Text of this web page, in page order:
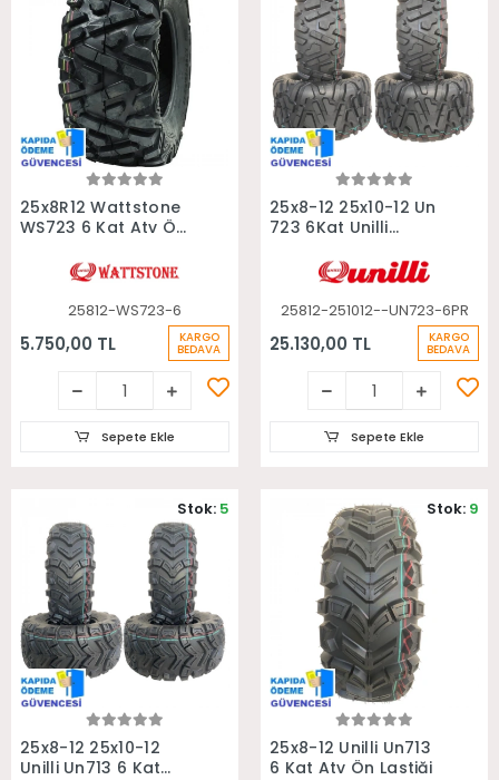
Sepete Ekle
25x8R12 Wattstone
WS723 6 Kat Atv Ön
25812-WS723-6
5.750,00 TL KARGO
BEDAVA
Sepete Ekle
Sepete Ekle
25x8-12 25x10-12 Un
723 6Kat Unilli
Lastiği
25812-251012--UN723-6PR
25.130,00 TL KARGO
BEDAVA
Sepete Ekle
Sepete Ekle
25x8-12 25x10-12
Unilli Un713 6 Kat
Stok: 5
Sepete Ekle
25x8-12 Unilli Un713
6 Kat Atv Ön Lastiği
Stok: 9